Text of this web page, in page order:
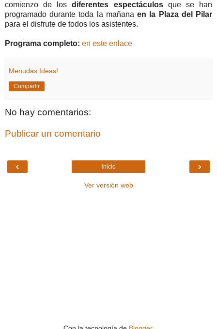
comienzo de losdiferentes espectáculosque se han
programado durante toda la mañanaen la Plaza del Pilar
para el disfrute de todos los asistentes.
Programa completo: en este enlace
Menudas Ideas!
Compartir
No hay comentarios:
Publicar un comentario
‹ ›
Inicio
Ver versión web